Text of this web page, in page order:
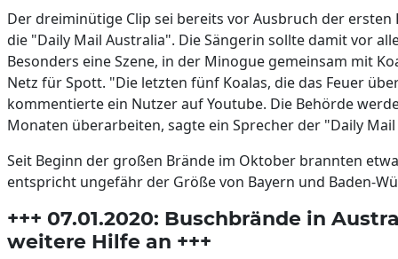
Der dreiminütige Clip sei bereits vor Ausbruch der
die "Daily Mail Australia". Die Sängerin sollte damit vor
Besonders eine Szene, in der Minogue gemeinsam mit
Netz für Spott. "Die letzten fünf Koalas, die das Feuer
kommentierte ein Nutzer auf Youtube. Die Behörde
Monaten überarbeiten, sagte ein Sprecher der "Daily
Seit Beginn der großen Brände im Oktober brannten
entspricht ungefähr der Größe von Bayern und Baden-
+++ 07.01.2020: Buschbrände in
weitere Hilfe an +++